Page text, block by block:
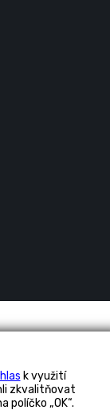
k využití
zkvalitňovat
políčko „OK“.